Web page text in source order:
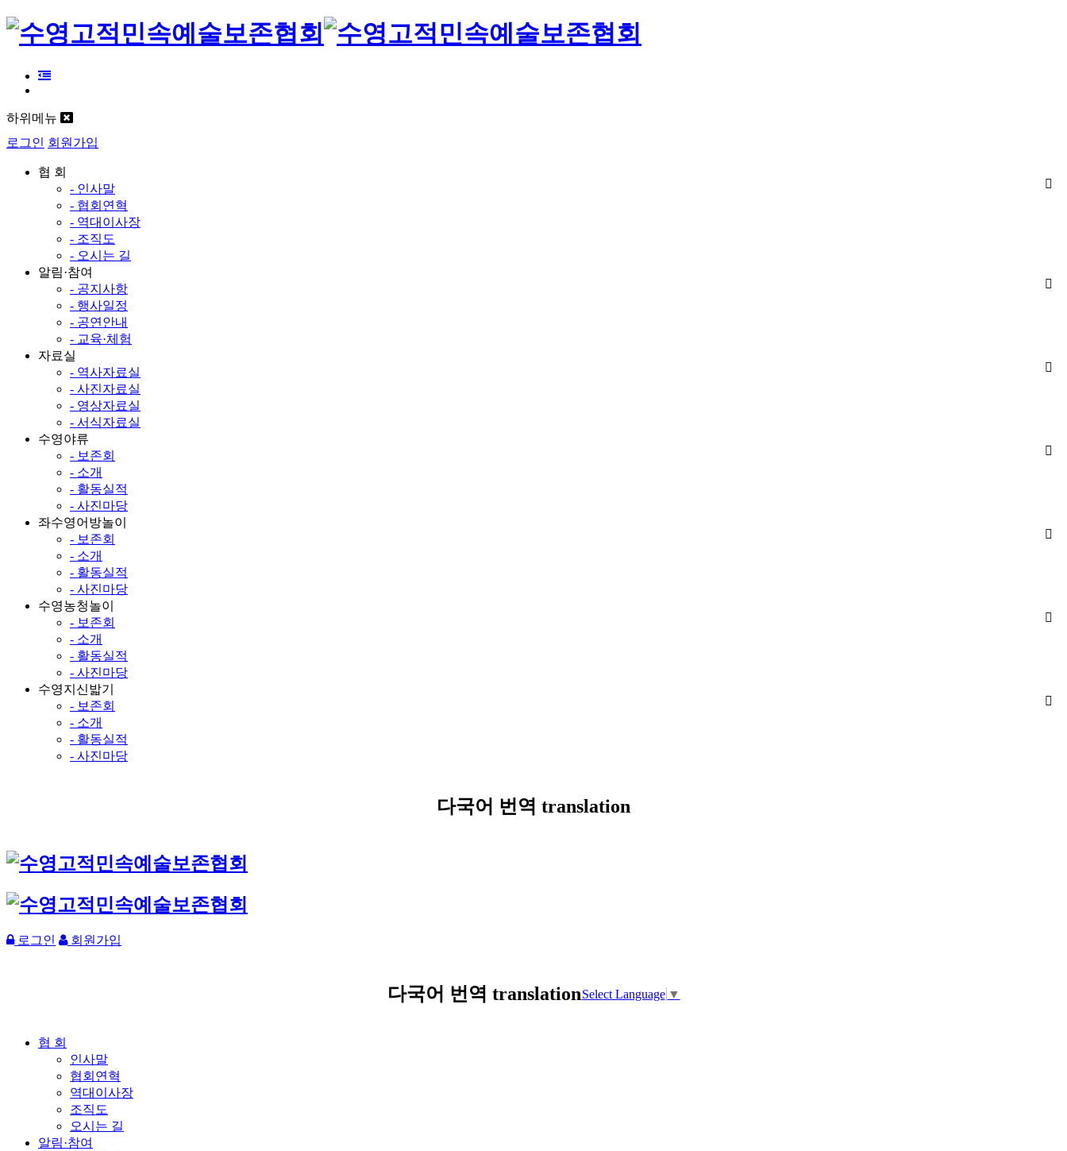
하위메뉴
로그인 회원가입
협 회
- 인사말
- 협회연혁
- 역대이사장
- 조직도
- 오시는 길
알림·참여
- 공지사항
- 행사일정
- 공연안내
- 교육·체험
자료실
- 역사자료실
- 사진자료실
- 영상자료실
- 서식자료실
수영야류
- 보존회
- 소개
- 활동실적
- 사진마당
좌수영어방놀이
- 보존회
- 소개
- 활동실적
- 사진마당
수영농청놀이
- 보존회
- 소개
- 활동실적
- 사진마당
수영지신밟기
- 보존회
- 소개
- 활동실적
- 사진마당
다국어 번역 translation
로그인 회원가입
다국어 번역 translationSelect Language ▼
협 회
인사말
협회연혁
역대이사장
조직도
오시는 길
알림·참여